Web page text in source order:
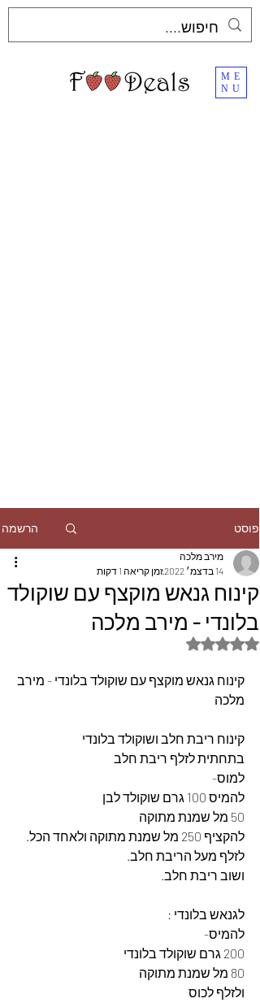
ME
NU
פוסט הרשמה
קינוח גנאש מוקצף עם שוקולד
בלונדי - מירב מלכה
מירב מלכה
14 בדצמ׳ 2022
זמן קריאה 1 דקות
דירוג של NaN מתוך 5 כוכבים
קינוח גנאש מוקצף עם שוקולד בלונדי - מירב
מלכה
קינוח ריבת חלב ושוקולד בלונדי
בתחתית לזלף ריבת חלב
למוס-
להמיס 100 גרם שוקולד לבן
50 מל שמנת מתוקה
להקציף 250 מל שמנת מתוקה ולאחד הכל.
לזלף מעל הריבת חלב.
ושוב ריבת חלב.
לגנאש בלונדי :
להמיס-
200 גרם שוקולד בלונדי
80 מל שמנת מתוקה
ולזלף לכוס